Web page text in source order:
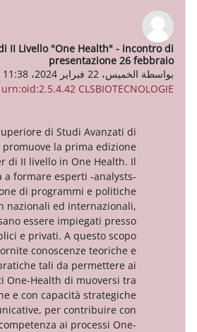
Master di II Livello "One
-
urn:oid:2.5.4.42
La Scuola Superiore di Studi
Sapienza promuove la prima
del Master di II livello in One
master mira a formare esperti -
per l’attuazione di programmi e
One-Health nazionali ed
che possano essere
enti pubblici e privati. A
verranno fornite conoscenze
pratiche tali da
masterizzati One-Health di
più discipline e con capacità
e comunicative, per
efficacia e competenza ai